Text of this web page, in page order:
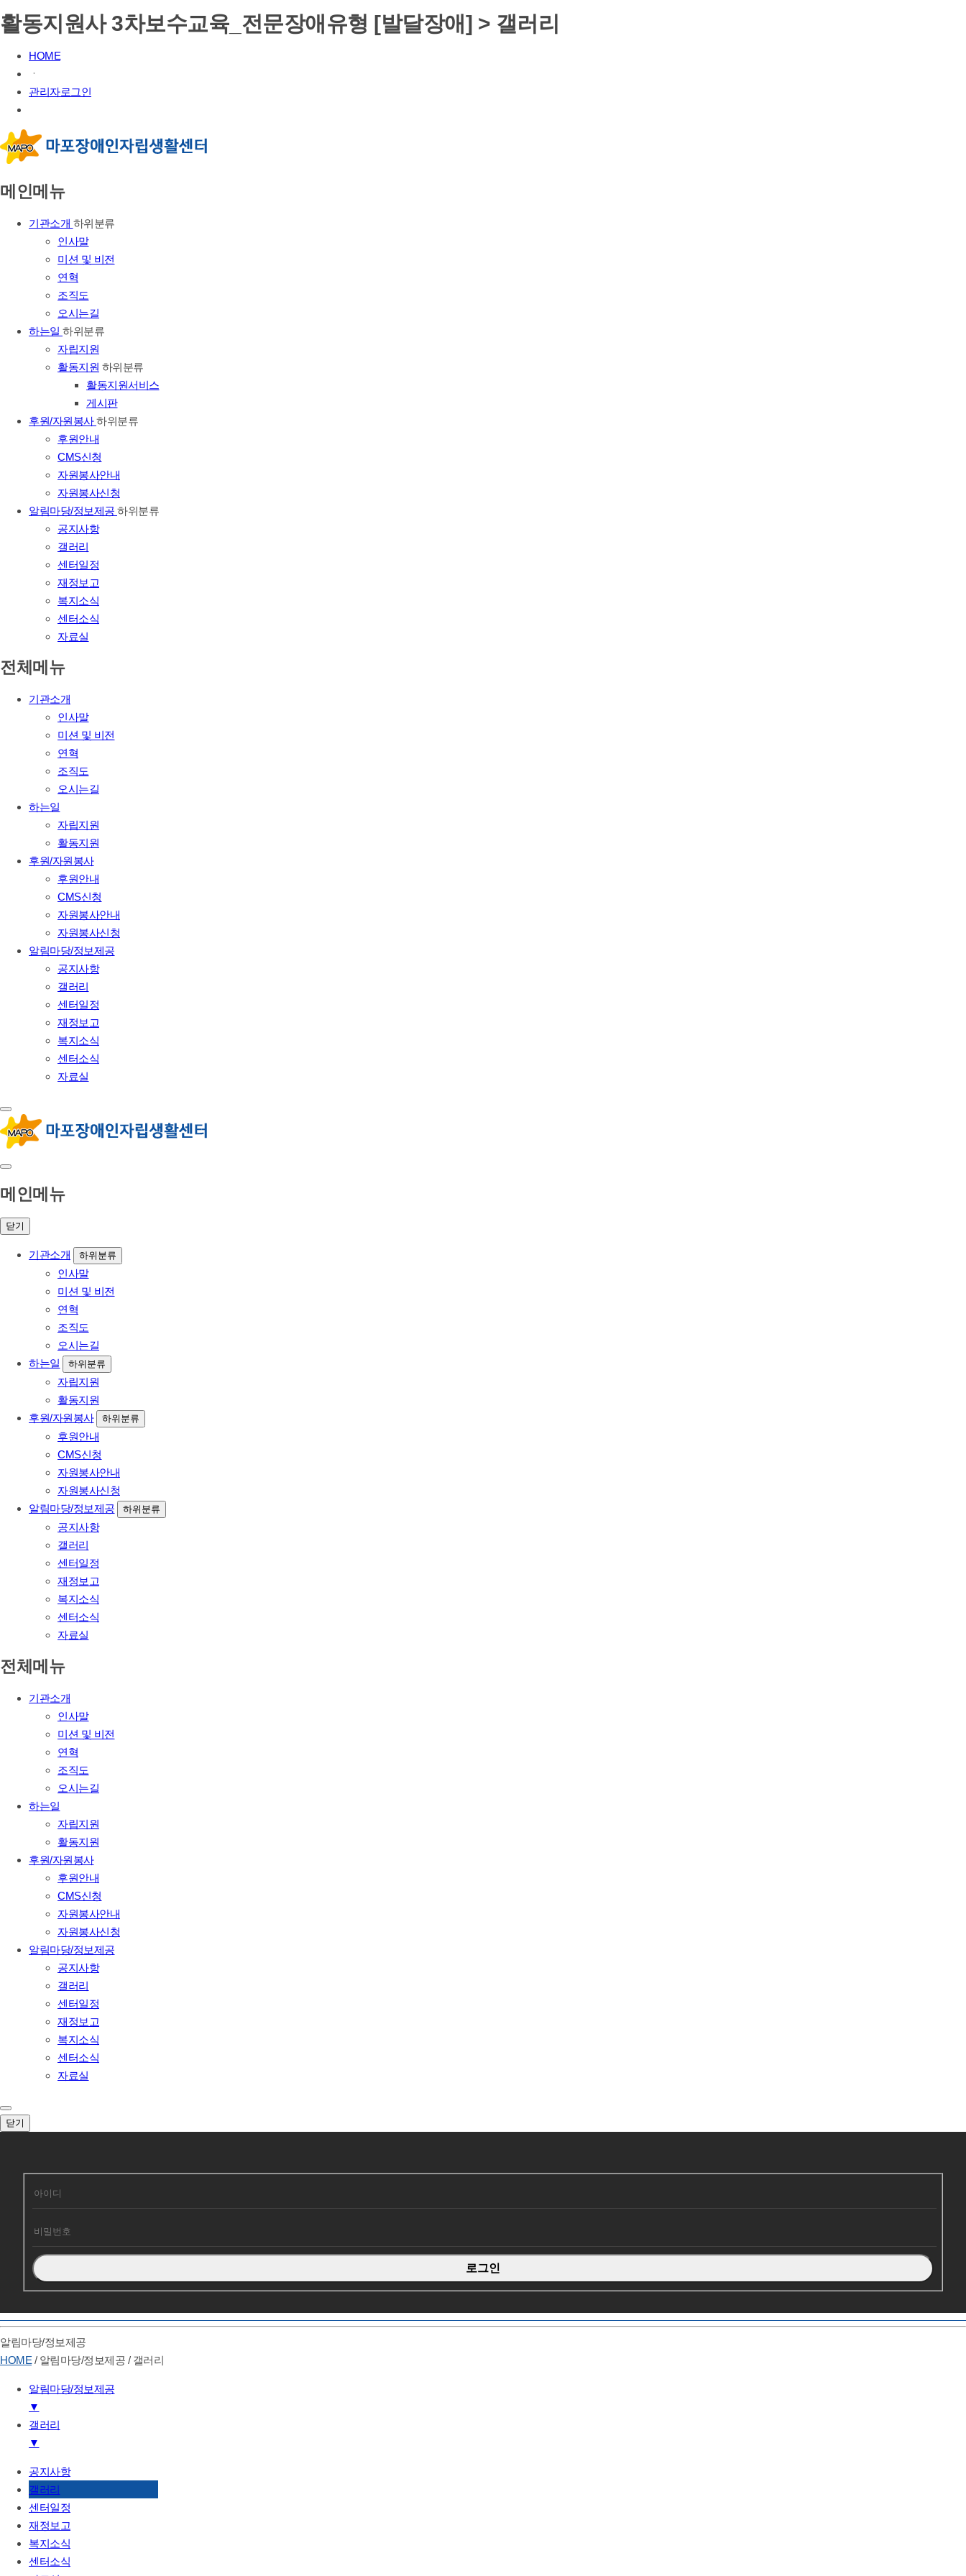
활동지원사 3차보수교육_전문장애유형 [발달장애] > 갤러리
HOME
ㆍ
관리자로그인
메인메뉴
기관소개 하위분류
인사말
미션 및 비전
연혁
조직도
오시는길
하는일 하위분류
자립지원
활동지원 하위분류
활동지원서비스
게시판
후원/자원봉사하위분류
후원안내
CMS신청
자원봉사안내
자원봉사신청
알림마당/정보제공 하위분류
공지사항
갤러리
센터일정
재정보고
복지소식
센터소식
자료실
전체메뉴
기관소개
인사말
미션 및 비전
연혁
조직도
오시는길
하는일
자립지원
활동지원
후원/자원봉사
후원안내
CMS신청
자원봉사안내
자원봉사신청
알림마당/정보제공
공지사항
갤러리
센터일정
재정보고
복지소식
센터소식
자료실
메인메뉴
닫기
기관소개 하위분류
인사말
미션 및 비전
연혁
조직도
오시는길
하는일
하위분류
자립지원
활동지원
후원/자원봉사
하위분류
후원안내
CMS신청
자원봉사안내
자원봉사신청
알림마당/정보제공
하위분류
공지사항
갤러리
센터일정
재정보고
복지소식
센터소식
자료실
전체메뉴
기관소개
인사말
미션 및 비전
연혁
조직도
오시는길
하는일
자립지원
활동지원
후원/자원봉사
후원안내
CMS신청
자원봉사안내
자원봉사신청
알림마당/정보제공
공지사항
갤러리
센터일정
재정보고
복지소식
센터소식
자료실
닫기
회원로그인
알림마당/정보제공
HOME / 알림마당/정보제공 / 갤러리
알림마당/정보제공
▼
기관소개
알림마당/정보제공
갤러리
▼
갤러리
센터일정
재정보고
복지소식
센터소식
자료실
공지사항
갤러리
센터일정
재정보고
복지소식
센터소식